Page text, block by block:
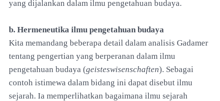
yang dijalankan dalam ilmu pengetahuan budaya.
b. Hermeneutika ilmu pengetahuan budaya
Kita memandang beberapa detail dalam analisis Gadamer
tentang pengertian yang berperanan dalam ilmu
pengetahuan budaya (geisteswisenschaften). Sebagai
contoh istimewa dalam bidang ini dapat disebut ilmu
sejarah. Ia memperlihatkan bagaimana ilmu sejarah